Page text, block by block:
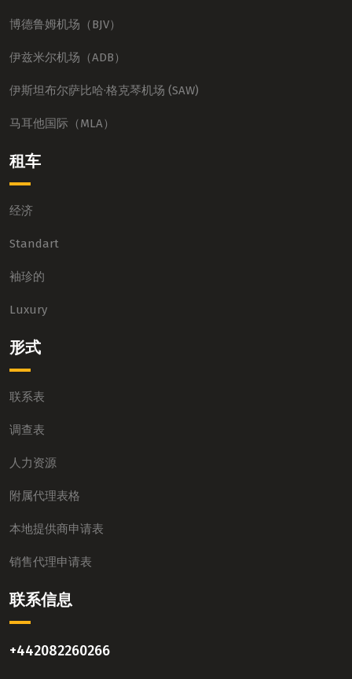
博德鲁姆机场（BJV）
伊兹米尔机场（ADB）
伊斯坦布尔萨比哈·格克琴机场 (SAW)
马耳他国际（MLA）
租车
经济
Standart
袖珍的
Luxury
形式
联系表
调查表
人力资源
附属代理表格
本地提供商申请表
销售代理申请表
联系信息
+442082260266